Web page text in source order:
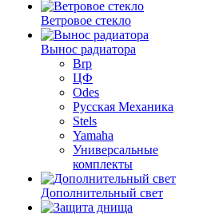
Ветровое стекло
Вынос радиатора
Brp
ЦФ
Odes
Русская Механика
Stels
Yamaha
Универсальные
комплекты
Дополнительный свет